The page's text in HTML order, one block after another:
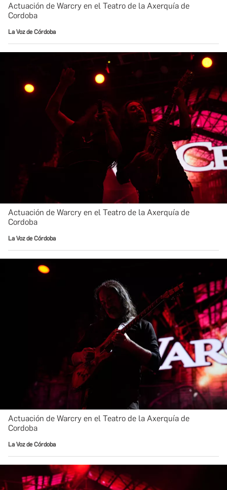
Actuación de Warcry en el Teatro de la Axerquía de
Cordoba
La Voz de Córdoba
Actuación de Warcry en el Teatro de la Axerquía de
Cordoba
La Voz de Córdoba
Actuación de Warcry en el Teatro de la Axerquía de
Cordoba
La Voz de Córdoba